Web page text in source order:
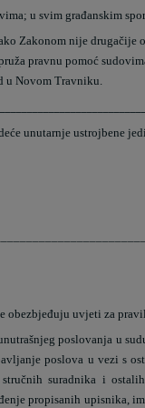
u svim građanskim
Zakonom nije drugačije
pravnu pomoć
u Novom Travniku.
unutarnje ustrojbene
obezbjeđuju uvjeti za
poslovanja u
poslova u vezi s
suradnika i
propisanih upisnika,